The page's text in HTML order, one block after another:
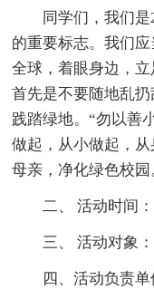
同学们，我们是
的重要标志。我们
全球，着眼身边，
首先是不要随地乱
践踏绿地。“勿以善
做起，从小做起，
母亲，净化绿色校
二、 活动时间：
三、 活动对象：
四、活动负责单